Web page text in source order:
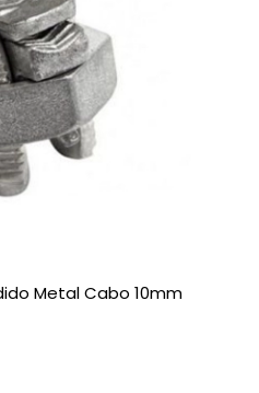
Metal Cabo 10mm